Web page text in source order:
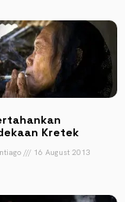
Kretek
16 August 2013